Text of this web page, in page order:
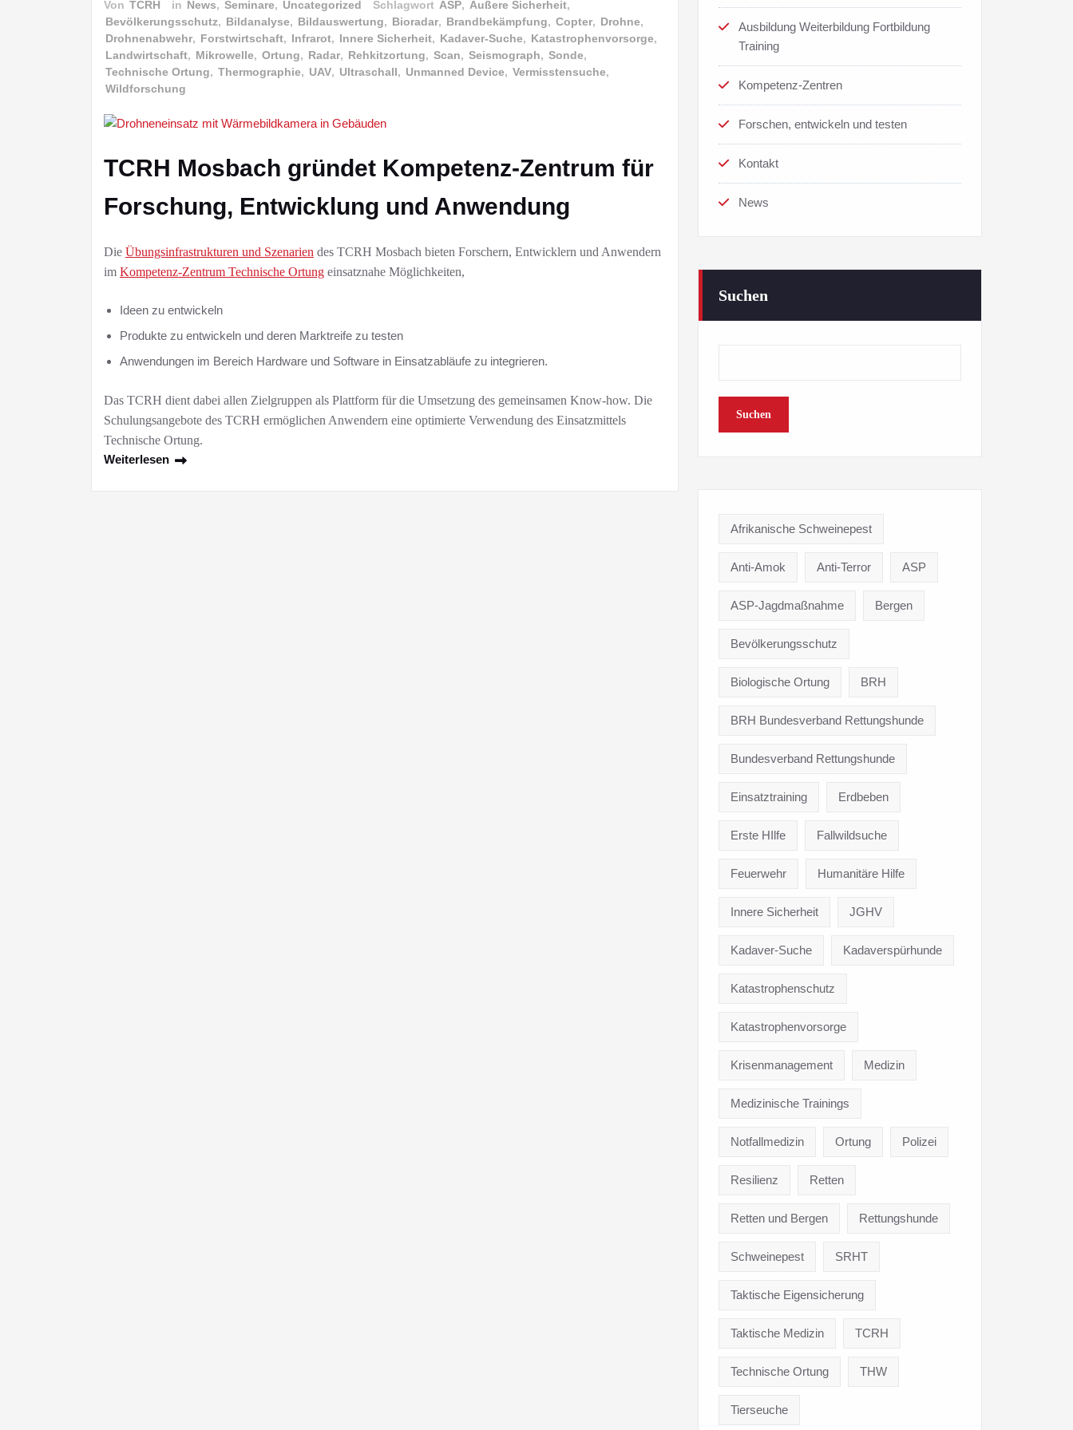
Von TCRH in News, Seminare, Uncategorized Schlagwort ASP, Äußere Sicherheit,
Bevölkerungsschutz, Bildanalyse, Bildauswertung, Bioradar, Brandbekämpfung, Copter, Drohne,
Drohnenabwehr, Forstwirtschaft, Infrarot, Innere Sicherheit, Kadaver-Suche, Katastrophenvorsorge,
Landwirtschaft, Mikrowelle, Ortung, Radar, Rehkitzortung, Scan, Seismograph, Sonde,
Technische Ortung, Thermographie, UAV, Ultraschall, Unmanned Device, Vermisstensuche,
Wildforschung
TCRH Mosbach gründet Kompetenz-Zentrum für
Forschung, Entwicklung und Anwendung
Die Übungsinfrastrukturen und Szenarien des TCRH Mosbach bieten Forschern, Entwicklern und Anwendern
im Kompetenz-Zentrum Technische Ortung einsatznahe Möglichkeiten,
Ideen zu entwickeln
Produkte zu entwickeln und deren Marktreife zu testen
Anwendungen im Bereich Hardware und Software in Einsatzabläufe zu integrieren.
Das TCRH dient dabei allen Zielgruppen als Plattform für die Umsetzung des gemeinsamen Know-how. Die
Schulungsangebote des TCRH ermöglichen Anwendern eine optimierte Verwendung des Einsatzmittels
Technische Ortung.
Weiterlesen
Ausbildung Weiterbildung Fortbildung
Training
Kompetenz-Zentren
Forschen, entwickeln und testen
Kontakt
News
Suchen
Suchen
Afrikanische Schweinepest
Anti-Amok Anti-Terror ASP
ASP-Jagdmaßnahme Bergen
Bevölkerungsschutz
Biologische Ortung BRH
BRH Bundesverband Rettungshunde
Bundesverband Rettungshunde
Einsatztraining Erdbeben
Erste HIlfe Fallwildsuche
Feuerwehr Humanitäre Hilfe
Innere Sicherheit JGHV
Kadaver-Suche Kadaverspürhunde
Katastrophenschutz
Katastrophenvorsorge
Krisenmanagement Medizin
Medizinische Trainings
Notfallmedizin Ortung Polizei
Resilienz Retten
Retten und Bergen Rettungshunde
Schweinepest SRHT
Taktische Eigensicherung
Taktische Medizin TCRH
Technische Ortung THW
Tierseuche